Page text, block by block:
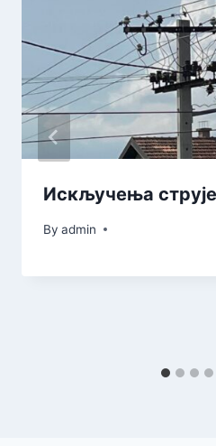
Искључења
By admin